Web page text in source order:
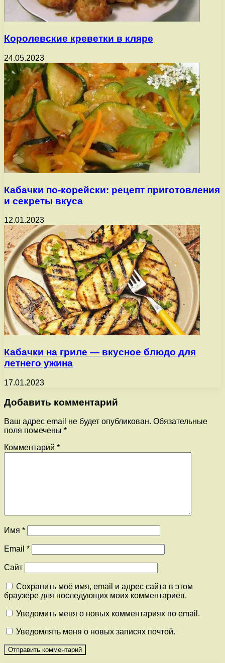
Королевские креветки в кляре
24.05.2023
Кабачки по-корейски: рецепт приготовления
и секреты вкуса
12.01.2023
Кабачки на гриле — вкусное блюдо для
летнего ужина
17.01.2023
Добавить комментарий
Ваш адрес email не будет опубликован. Обязательные
поля помечены *
Комментарий *
Имя *
Email *
Сайт
Сохранить моё имя, email и адрес сайта в этом
браузере для последующих моих комментариев.
Уведомить меня о новых комментариях по email.
Уведомлять меня о новых записях почтой.